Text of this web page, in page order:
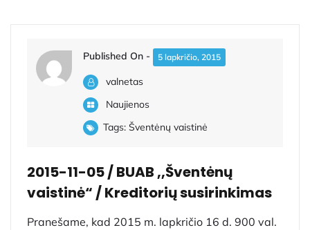
Published On - 5 lapkričio, 2015
valnetas
Naujienos
Tags: Šventėnų vaistinė
2015-11-05 / BUAB ,,Šventėnų
vaistinė“ / Kreditorių susirinkimas
Pranešame, kad 2015 m. lapkričio 16 d. 900 val.